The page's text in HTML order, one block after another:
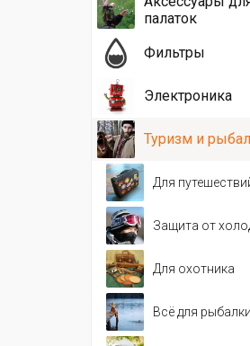
палаток
Фильтры
Электроника
Туризм и
Для
Защита от
Для охотника
Всё для рыбалки